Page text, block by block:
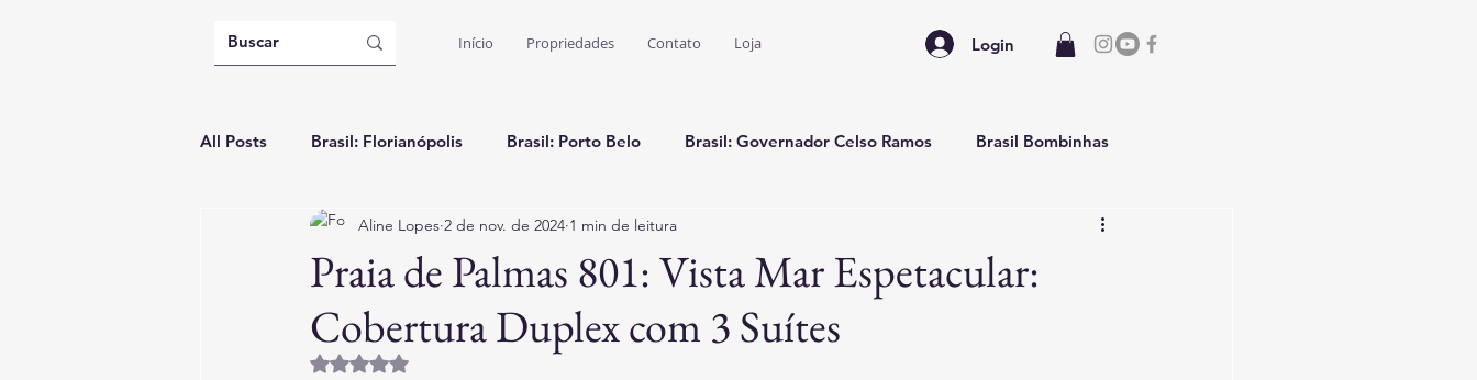
Início Propriedades Contato Loja Login
All Posts Brasil: Florianópolis Brasil: Porto Belo Brasil: Governador Celso Ramos Brasil Bombinhas
Argentina: Buenos Aires Brasil: Bahia Colômbia: Casa Temporada Flórida: Miami Casa temporada
Itália: Casa Temporada Guia de Viagens e Dicas
Praia de Palmas 801: Vista Mar Espetacular:
Cobertura Duplex com 3 Suítes
Aline Lopes 2 de nov. de 2024 1 min de leitura
Avaliado com NaN de 5 estrelas.